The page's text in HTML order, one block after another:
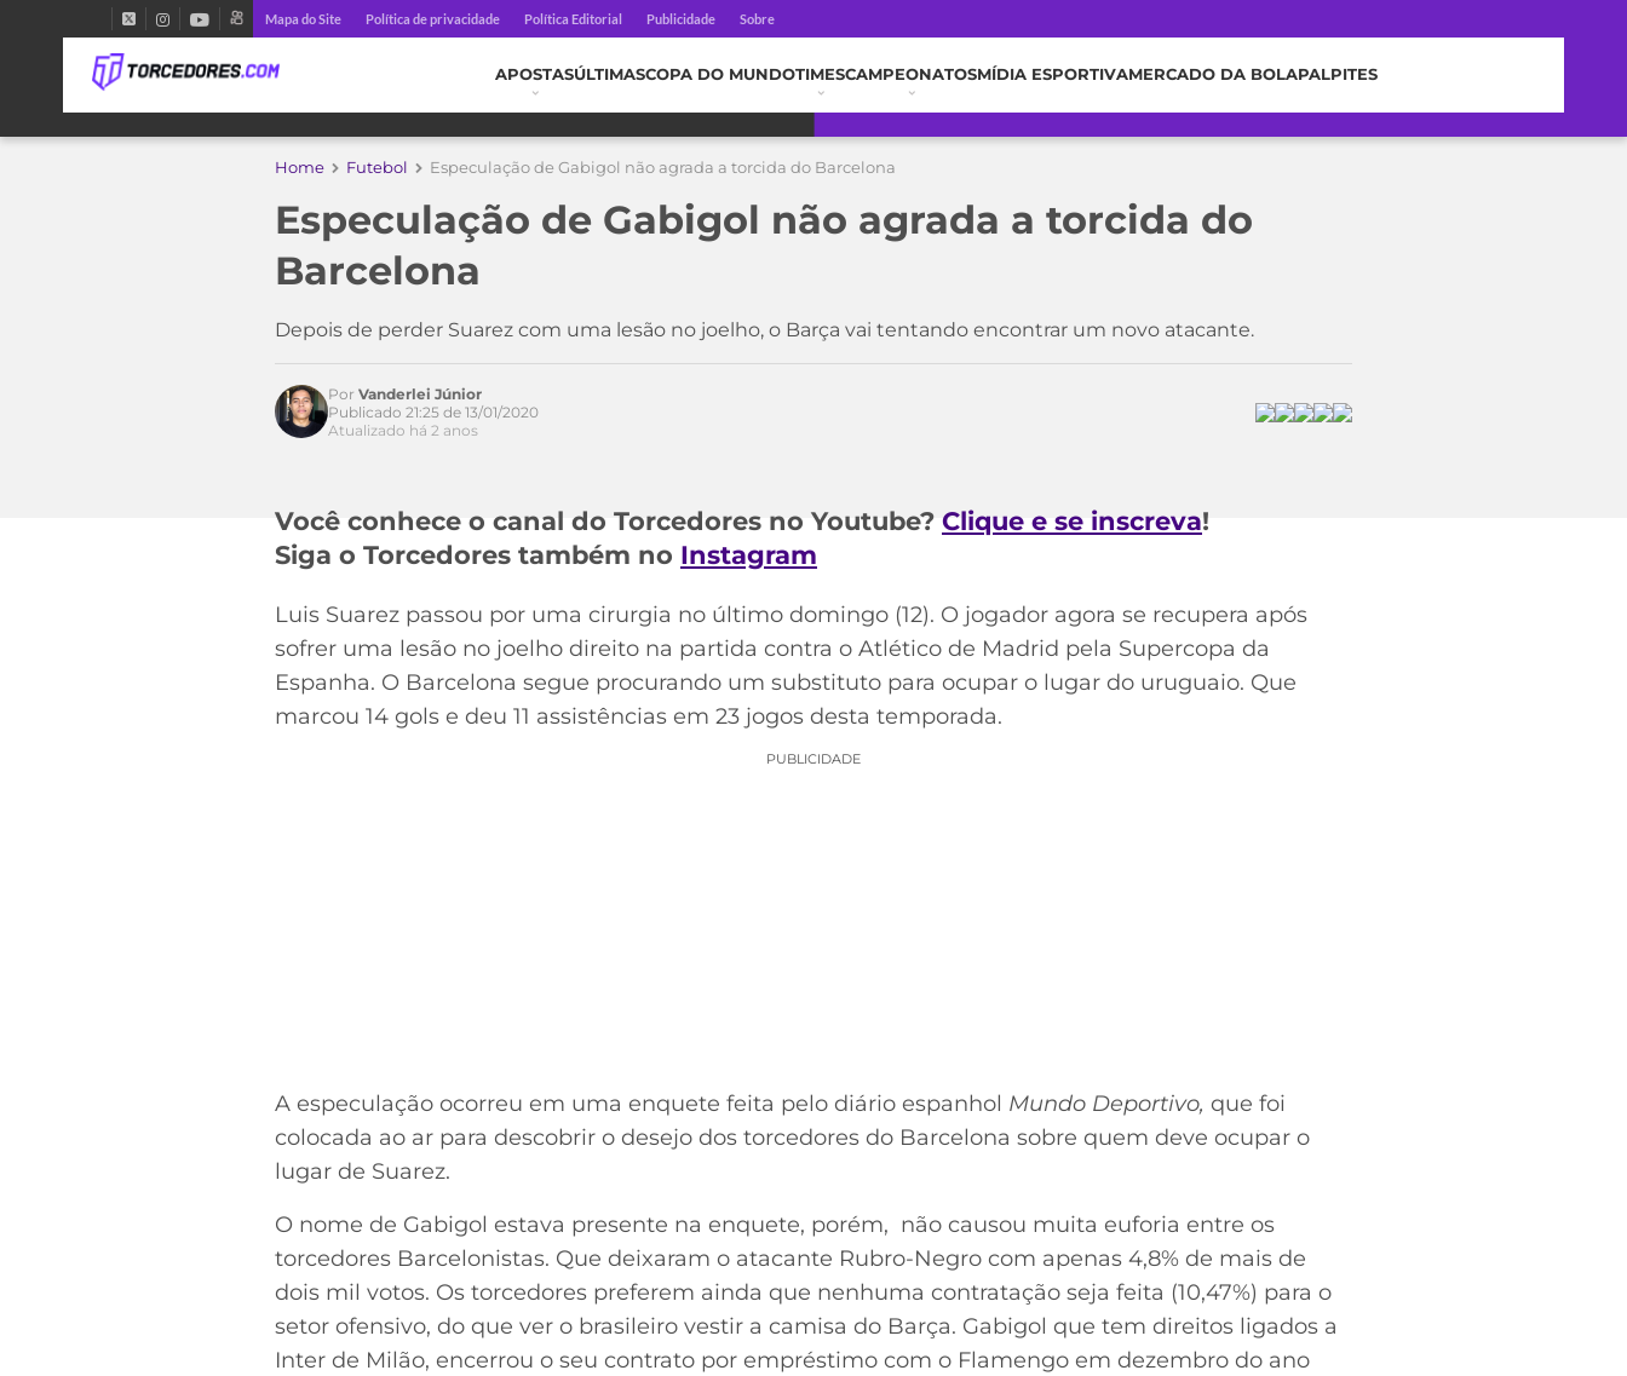
Mapa do Site Política de privacidade Política Editorial Publicidade Sobre
APOSTASÚLTIMASCOPA DO MUNDOTIMESCAMPEONATOSMÍDIA ESPORTIVAMERCADO DA BOLAPALPITES
Home Futebol Especulação de Gabigol não agrada a torcida do Barcelona
Especulação de Gabigol não agrada a torcida do
Barcelona
Depois de perder Suarez com uma lesão no joelho, o Barça vai tentando encontrar um novo atacante.
Por Vanderlei Júnior
Publicado 21:25 de 13/01/2020
Atualizado há 2 anos
Você conhece o canal do Torcedores no Youtube? Clique e se inscreva!
Siga o Torcedores também no Instagram
Luis Suarez passou por uma cirurgia no último domingo (12). O jogador agora se recupera após
sofrer uma lesão no joelho direito na partida contra o Atlético de Madrid pela Supercopa da
Espanha. O Barcelona segue procurando um substituto para ocupar o lugar do uruguaio. Que
marcou 14 gols e deu 11 assistências em 23 jogos desta temporada.
PUBLICIDADE
A especulação ocorreu em uma enquete feita pelo diário espanhol Mundo Deportivo, que foi
colocada ao ar para descobrir o desejo dos torcedores do Barcelona sobre quem deve ocupar o
lugar de Suarez.
O nome de Gabigol estava presente na enquete, porém, não causou muita euforia entre os
torcedores Barcelonistas. Que deixaram o atacante Rubro-Negro com apenas 4,8% de mais de
dois mil votos. Os torcedores preferem ainda que nenhuma contratação seja feita (10,47%) para o
setor ofensivo, do que ver o brasileiro vestir a camisa do Barça. Gabigol que tem direitos ligados a
Inter de Milão, encerrou o seu contrato por empréstimo com o Flamengo em dezembro do ano